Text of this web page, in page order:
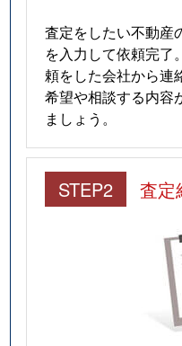
査定をしたい不動産
を入力して依頼完了
頼をした会社から連
希望や相談する内容
ましょう。
STEP2 査定